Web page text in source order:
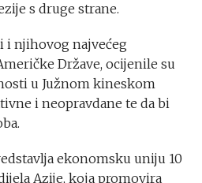
s druge strane.
i njihovog najvećeg
Države, ocijenile su
u Južnom kineskom
i neopravdane te da bi
ekonomsku uniju 10
Azije, koja promovira